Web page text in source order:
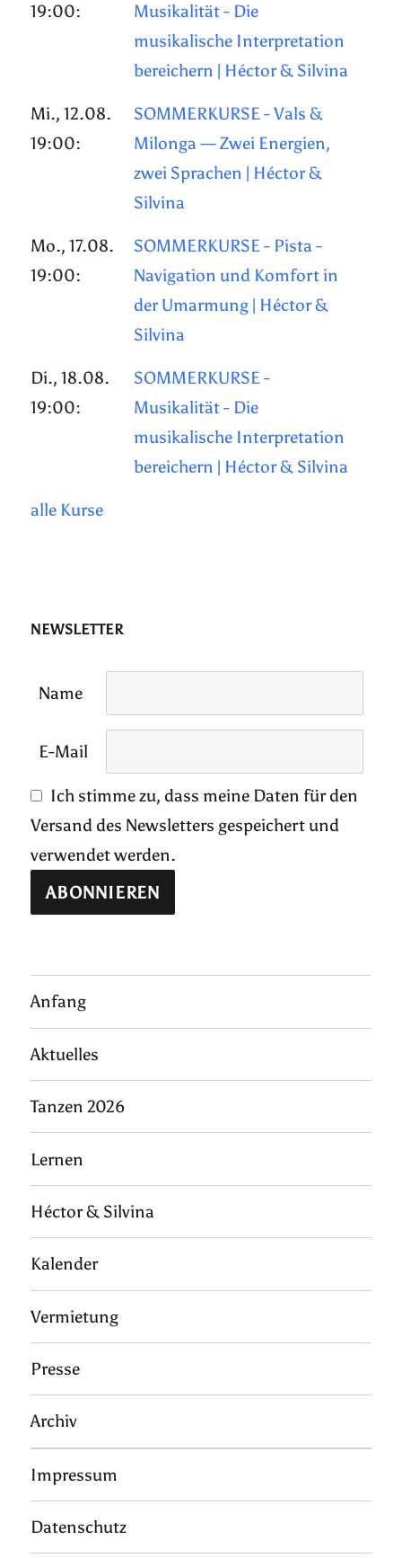
19:00:
Musikalität - Die
musikalische Interpretation
bereichern | Héctor & Silvina
Mi., 12.08.
19:00:
SOMMERKURSE - Vals &
Milonga — Zwei Energien,
zwei Sprachen | Héctor &
Silvina
Mo., 17.08.
19:00:
SOMMERKURSE - Pista -
Navigation und Komfort in
der Umarmung | Héctor &
Silvina
Di., 18.08.
19:00:
SOMMERKURSE -
Musikalität - Die
musikalische Interpretation
bereichern | Héctor & Silvina
alle Kurse
NEWSLETTER
Name
E-Mail
Ich stimme zu, dass meine Daten für den
Versand des Newsletters gespeichert und
verwendet werden.
Anfang
Aktuelles
Tanzen 2026
Lernen
Héctor & Silvina
Kalender
Vermietung
Presse
Archiv
Impressum
Datenschutz